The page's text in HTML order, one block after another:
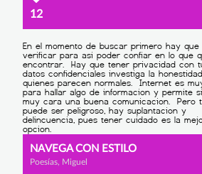
12
NAVEGA CON ESTILO
Poesías, Miguel